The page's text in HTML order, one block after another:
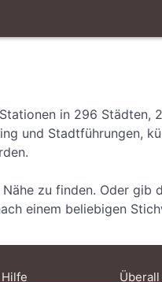
in 296 Städten,
und Stadtführungen,
zu finden. Oder gib
einem beliebigen
Hilfe Überall